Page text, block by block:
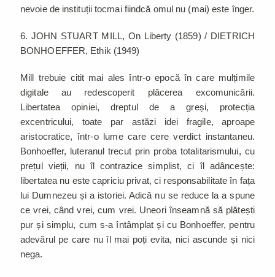
nevoie de instituții tocmai fiindcă omul nu (mai) este înger.
6. JOHN STUART MILL, On Liberty (1859) / DIETRICH
BONHOEFFER, Ethik (1949)
Mill trebuie citit mai ales într-o epocă în care mulțimile
digitale au redescoperit plăcerea excomunicării.
Libertatea opiniei, dreptul de a greși, protecția
excentricului, toate par astăzi idei fragile, aproape
aristocratice, într-o lume care cere verdict instantaneu.
Bonhoeffer, luteranul trecut prin proba totalitarismului, cu
prețul vieții, nu îl contrazice simplist, ci îl adâncește:
libertatea nu este capriciu privat, ci responsabilitate în fața
lui Dumnezeu și a istoriei. Adică nu se reduce la a spune
ce vrei, când vrei, cum vrei. Uneori înseamnă să plătești
pur și simplu, cum s-a întâmplat și cu Bonhoeffer, pentru
adevărul pe care nu îl mai poți evita, nici ascunde și nici
nega.